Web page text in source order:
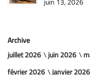
Archive
juillet 2026
juin 2026
février 2026
janvier 2026